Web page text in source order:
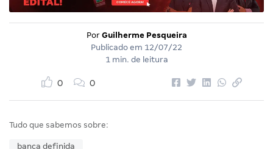
Por Guilherme Pesqueira
Publicado em 12/07/22
1 min. de leitura
0 0
Tudo que sabemos sobre:
banca definida